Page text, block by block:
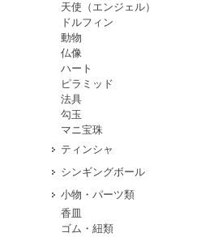
天使（エンジェル）
ドルフィン
動物
仏像
ハート
ピラミッド
法具
勾玉
マニ宝珠
ティンシャ
シンギングボール
小物・パーツ類
香皿
ゴム・紐類